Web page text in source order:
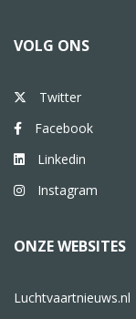
VOLG ONS
Twitter
Facebook
Linkedin
Instagram
ONZE WEBSITES
Luchtvaartnieuws.nl